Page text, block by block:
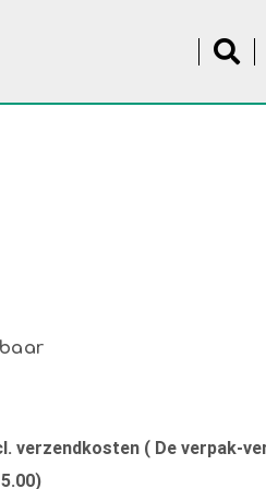
verzendkosten ( De verpak-